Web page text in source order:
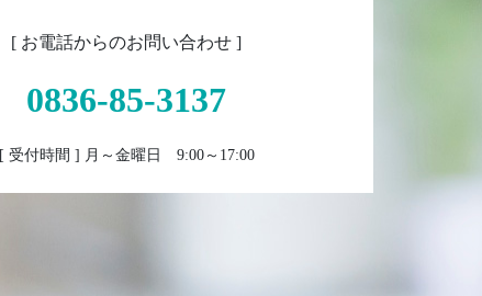
[ お電話からのお問い合わせ ]
0836-85-3137
[ 受付時間 ] 月～金曜日 9:00～17:00